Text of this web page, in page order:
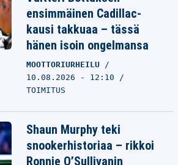
ensimmäinen Cadillac-
kausi takkuaa – tässä
hänen isoin ongelmansa
MOOTTORIURHEILU
10.08.2026 - 12:10
TOIMITUS
Shaun Murphy teki
snookerhistoriaa – rikkoi
Ronnie O’Sullivanin